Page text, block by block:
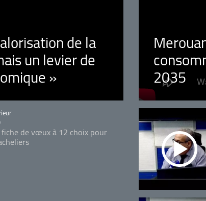
de la
un levier de
» 2035
de vœux à 12 choix pour